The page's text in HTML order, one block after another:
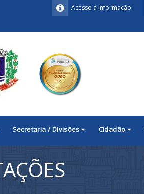
Acesso à Informação
Secretaria / Divisões Cidadão